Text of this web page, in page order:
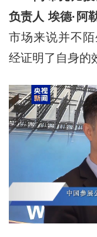
负责人 埃德·阿
市场来说并不
经证明了自身的